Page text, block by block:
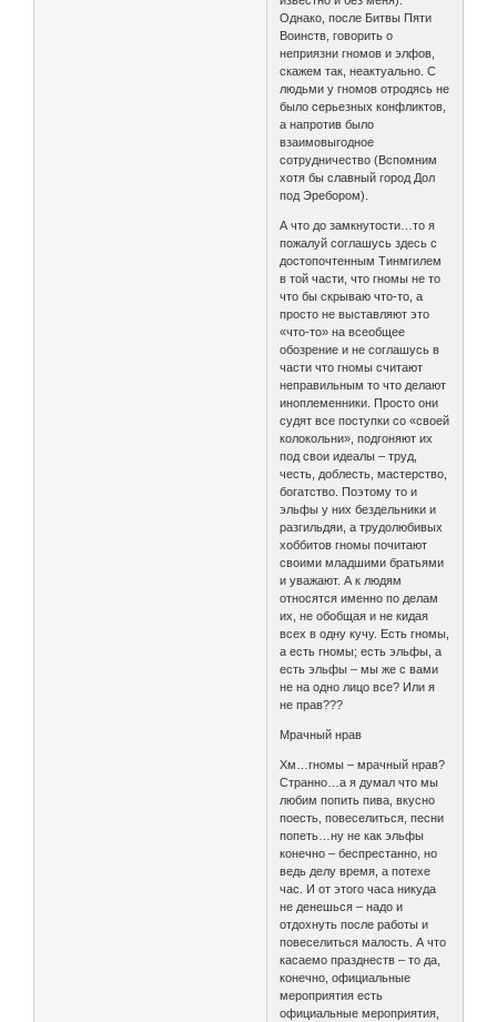
Однако, после Битвы Пяти
Воинств, говорить о
неприязни гномов и элфов,
скажем так, неактуально. С
людьми у гномов отродясь не
было серьезных конфликтов,
а напротив было
взаимовыгодное
сотрудничество (Вспомним
хотя бы славный город Дол
под Эребором).
А что до замкнутости…то я
пожалуй соглашусь здесь с
достопочтенным Тинмгилем
в той части, что гномы не то
что бы скрываю что-то, а
просто не выставляют это
«что-то» на всеобщее
обозрение и не соглашусь в
части что гномы считают
неправильным то что делают
иноплеменники. Просто они
судят все поступки со «своей
колокольни», подгоняют их
под свои идеалы – труд,
честь, доблесть, мастерство,
богатство. Поэтому то и
эльфы у них бездельники и
разгильдяи, а трудолюбивых
хоббитов гномы почитают
своими младшими братьями
и уважают. А к людям
относятся именно по делам
их, не обобщая и не кидая
всех в одну кучу. Есть гномы,
а есть гномы; есть эльфы, а
есть эльфы – мы же с вами
не на одно лицо все? Или я
не прав???
Мрачный нрав
Хм…гномы – мрачный нрав?
Странно…а я думал что мы
любим попить пива, вкусно
поесть, повеселиться, песни
попеть…ну не как эльфы
конечно – беспрестанно, но
ведь делу время, а потехе
час. И от этого часа никуда
не денешься – надо и
отдохнуть после работы и
повеселиться малость. А что
касаемо празднеств – то да,
конечно, официальные
мероприятия есть
официальные мероприятия,